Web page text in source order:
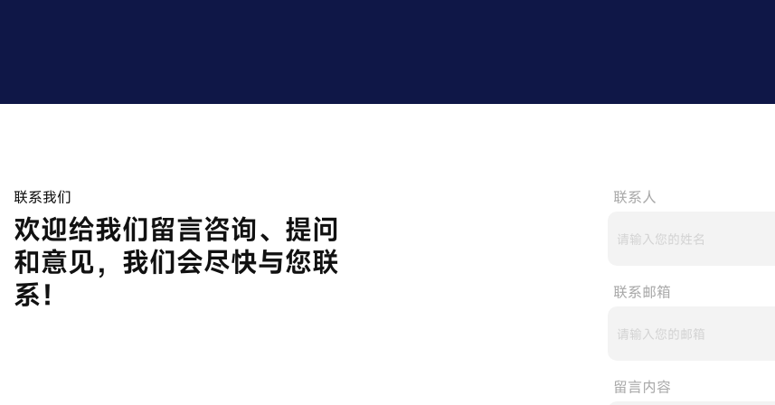
联系我们
欢迎给我们留言咨询、提问
和意见，我们会尽快与您联
系！
联系人
联系邮箱
留言内容